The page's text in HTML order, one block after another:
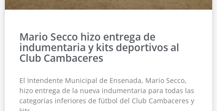
Mario Secco hizo entrega de
indumentaria y kits deportivos al
Club Cambaceres
El Intendente Municipal de Ensenada, Mario Secco,
hizo entrega de la nueva indumentaria para todas las
categorías inferiores de fútbol del Club Cambaceres y